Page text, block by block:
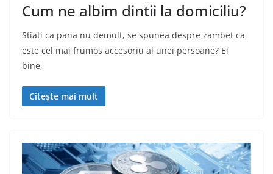
Cum ne albim dintii la domiciliu?
Stiati ca pana nu demult, se spunea despre zambet ca
este cel mai frumos accesoriu al unei persoane? Ei
bine,
Citește mai mult